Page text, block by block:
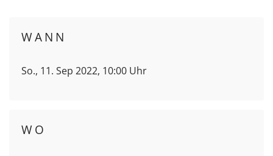
WANN
So., 11. Sep 2022, 10:00 Uhr
WO